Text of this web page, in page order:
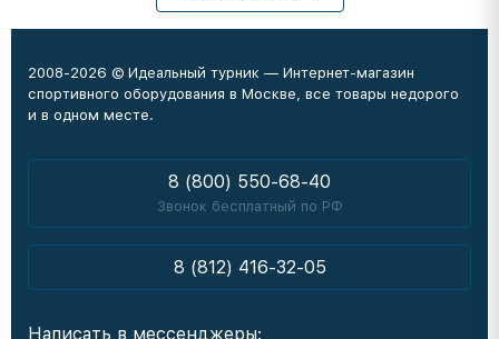
2008-2026 © Идеальный турник — Интернет-магазин
спортивного оборудования в Москве, все товары недорого
и в одном месте.
8 (800) 550-68-40
Звонок бесплатный по РФ
8 (812) 416-32-05
Написать в мессенджеры: